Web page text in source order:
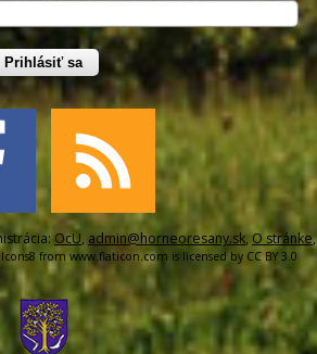
Prihlásiť sa
OcU, admin@horneoresany.sk,O stránke,
Icons8 fromwww.flaticon.com is licensed by CC BY 3.0